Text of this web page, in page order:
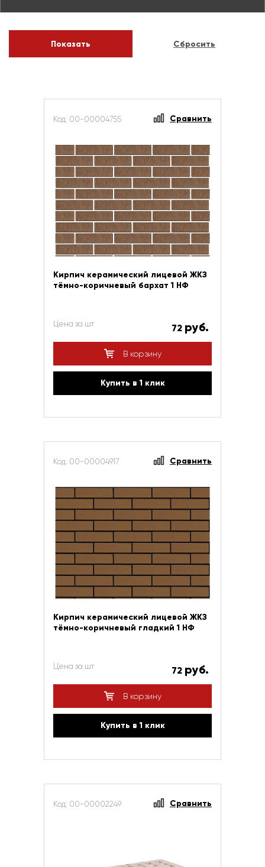
Код: 00-00004755 Сравнить
Кирпич керамический лицевой ЖКЗ
тёмно-коричневый бархат 1 НФ
Цена за шт 72 руб.
В корзину
Купить в 1 клик
Код: 00-00004917 Сравнить
Кирпич керамический лицевой ЖКЗ
тёмно-коричневый гладкий 1 НФ
Цена за шт 72 руб.
В корзину
Купить в 1 клик
Код: 00-00002249 Сравнить